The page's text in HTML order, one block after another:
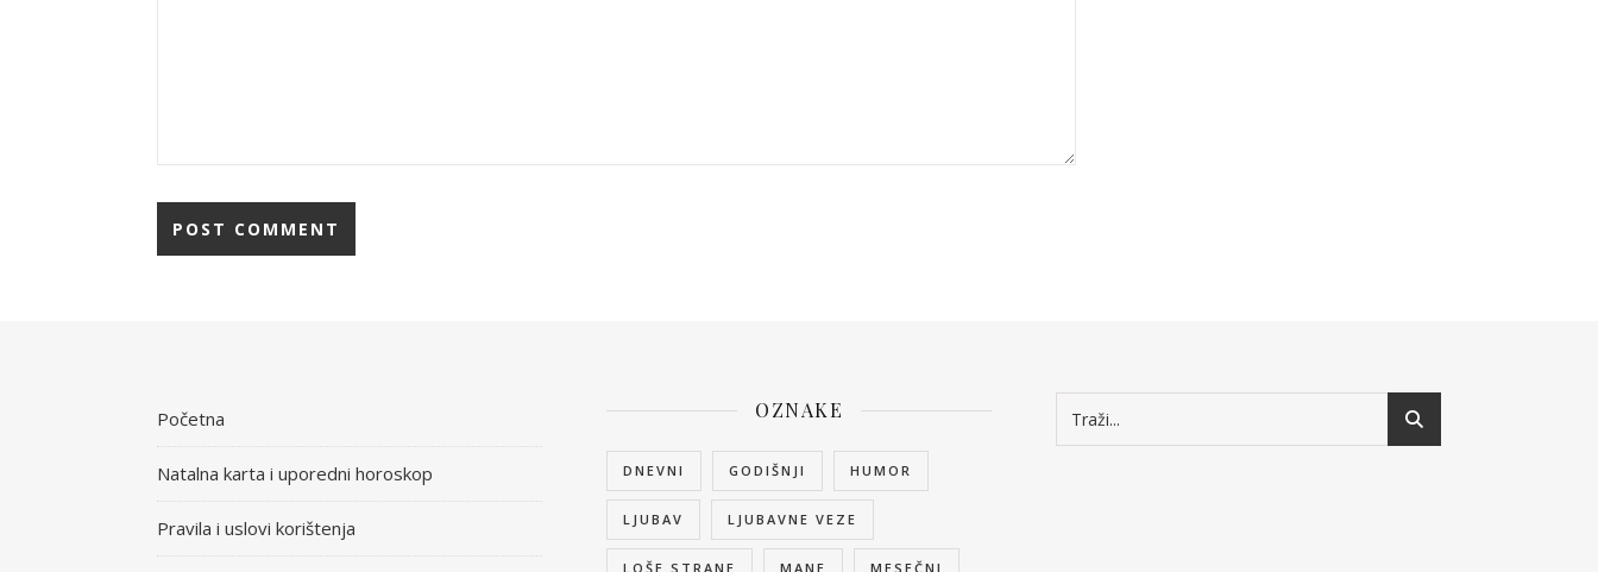
Početna
Natalna karta i uporedni horoskop
Pravila i uslovi korištenja
OZNAKE
DNEVNI GODIŠNJI HUMOR
LJUBAV LJUBAVNE VEZE
LOŠE STRANE MANE MESEČNI